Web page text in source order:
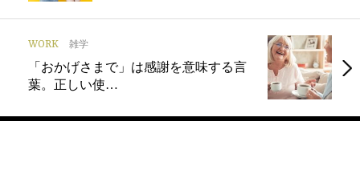
WORK 雑学
「おかげさまで」は感謝を意味する言
葉。正しい使…